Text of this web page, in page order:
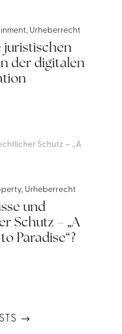
juristischen
der digitalen
, Urheberrecht
und
Schutz – „A
Paradise“?
, Urheberrecht